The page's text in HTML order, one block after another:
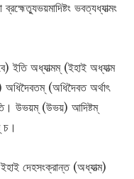
ভবত্যধ্যাত্মং
ইতি অধ্যাত্মম্ (ইহাই অধ্যাত্ম
(অধিদৈবত অর্থাৎ
উভয়ম্ (উভয়) আদিষ্টম্
চ।
দেহসংক্রান্ত (অধ্যাত্ম)